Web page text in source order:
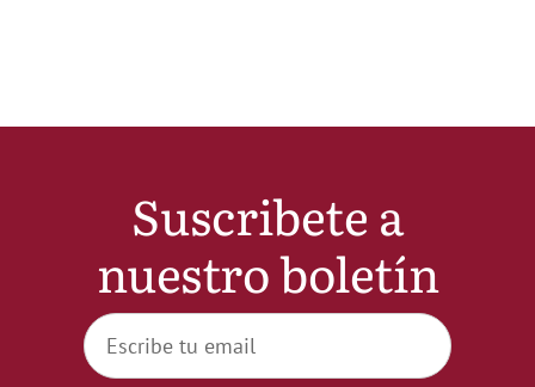
Suscribete a
nuestro boletín